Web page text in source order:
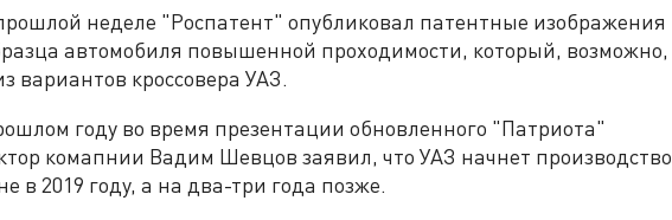
неделе "Роспатент" опубликовал патентные изображения
автомобиля повышенной проходимости, который, возможно,
вариантов кроссовера УАЗ.
году во время презентации обновленного "Патриота"
комапнии Вадим Шевцов заявил, что УАЗ начнет производство
в 2019 году, а на два-три года позже.